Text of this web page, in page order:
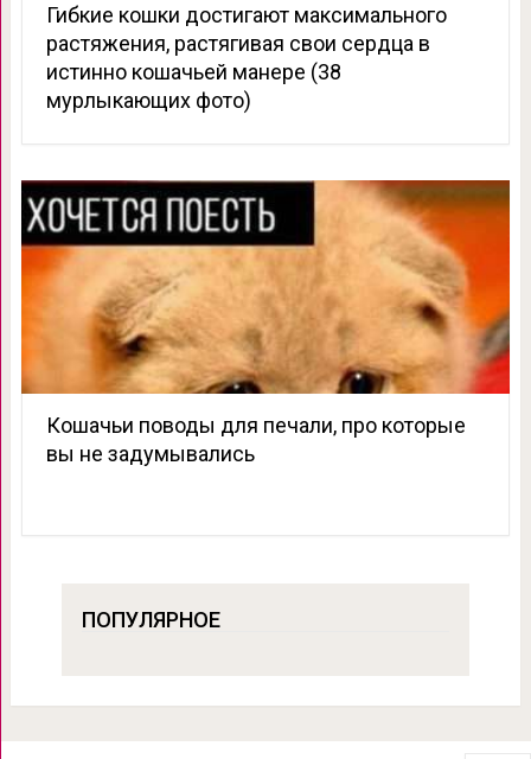
Гибкие кошки достигают максимального
растяжения, растягивая свои сердца в
истинно кошачьей манере (38
мурлыкающих фото)
Кошачьи поводы для печали, про которые
вы не задумывались
ПОПУЛЯРНОЕ